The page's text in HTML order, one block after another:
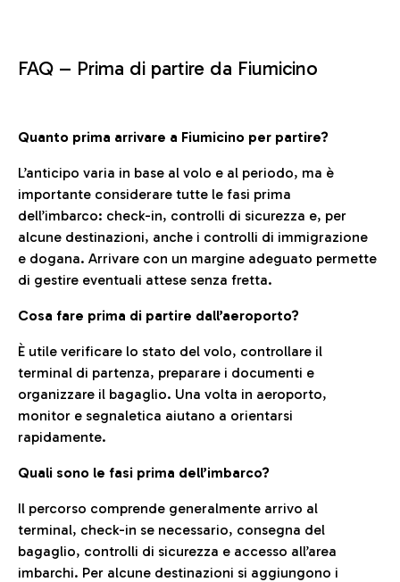
FAQ – Prima di partire da Fiumicino
Quanto prima arrivare a Fiumicino per partire?
L’anticipo varia in base al volo e al periodo, ma è
importante considerare tutte le fasi prima
dell’imbarco: check-in, controlli di sicurezza e, per
alcune destinazioni, anche i controlli di immigrazione
e dogana. Arrivare con un margine adeguato permette
di gestire eventuali attese senza fretta.
Cosa fare prima di partire dall’aeroporto?
È utile verificare lo stato del volo, controllare il
terminal di partenza, preparare i documenti e
organizzare il bagaglio. Una volta in aeroporto,
monitor e segnaletica aiutano a orientarsi
rapidamente.
Quali sono le fasi prima dell’imbarco?
Il percorso comprende generalmente arrivo al
terminal, check-in se necessario, consegna del
bagaglio, controlli di sicurezza e accesso all’area
imbarchi. Per alcune destinazioni si aggiungono i